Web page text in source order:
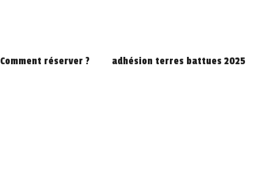
Comment réserver ? adhésion terres battues 2025